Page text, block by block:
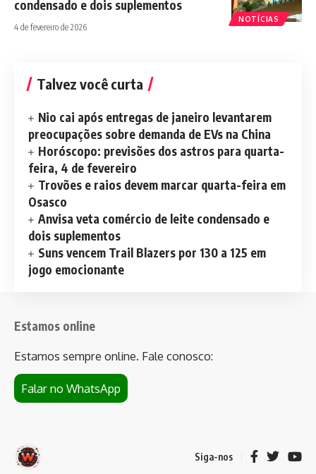
NOTÍCIAS
condensado e dois suplementos
4 de fevereiro de 2026
Talvez você curta
Nio cai após entregas de janeiro levantarem
preocupações sobre demanda de EVs na China
Horóscopo: previsões dos astros para quarta-
feira, 4 de fevereiro
Trovões e raios devem marcar quarta-feira em
Osasco
Anvisa veta comércio de leite condensado e
dois suplementos
Suns vencem Trail Blazers por 130 a 125 em
jogo emocionante
Estamos online
Estamos sempre online. Fale conosco:
Falar no WhatsApp
Siga-nos